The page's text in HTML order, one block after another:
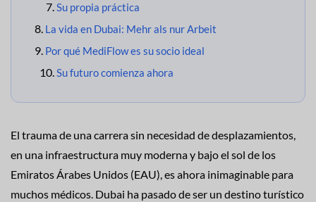
Su propia práctica
La vida en Dubai: Mehr als nur Arbeit
Por qué MediFlow es su socio ideal
Su futuro comienza ahora
El trauma de una carrera sin necesidad de desplazamientos,
en una infraestructura muy moderna y bajo el sol de los
Emiratos Árabes Unidos (EAU), es ahora inimaginable para
muchos médicos. Dubai ha pasado de ser un destino turístico